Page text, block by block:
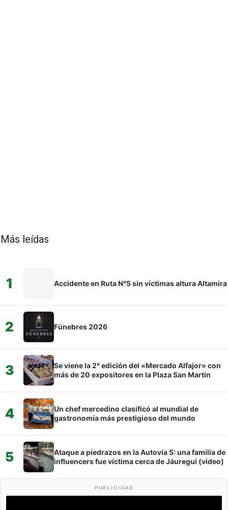
Más leídas
1 Accidente en Ruta N°5 sin víctimas altura Altamira
2 Fúnebres 2026
3
Se viene la 2° edición del «Mercado Alfajor» con
más de 20 expositores en la Plaza San Martín
4
Un chef mercedino clasificó al mundial de
gastronomía más prestigioso del mundo
5
Ataque a piedrazos en la Autovía 5: una familia de
influencers fue víctima cerca de Jáuregui (video)
PUBLICIDAD